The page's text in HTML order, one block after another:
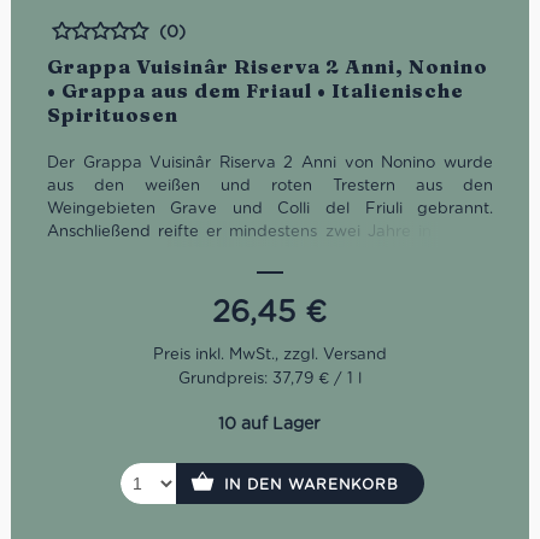
Grappa Vuisinâr Riserva 2 Anni, Nonino
• Grappa aus dem Friaul • Italienische
Spirituosen
Bewertet
(0)
Der Grappa Vuisinâr Riserva 2 Anni von Nonino wurde
aus den weißen und roten Trestern aus den
Weingebieten Grave und Colli del Friuli gebrannt.
Anschließend reifte er mindestens zwei Jahre in kleinen
Vuisinâr Riserva hell bernsteinfarben. Am Gaumen ist er
sehr elegant, weich, harmonisch und mild.
26,45 €
Grundpreis: 37,79 € / 1 l
10 auf Lager
IN DEN WARENKORB